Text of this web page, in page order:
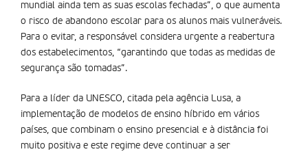
mundial ainda tem as suas escolas fechadas”, o que aumenta
o risco de abandono escolar para os alunos mais vulneráveis.
Para o evitar, a responsável considera urgente a reabertura
dos estabelecimentos, “garantindo que todas as medidas de
segurança são tomadas”.
Para a líder da UNESCO, citada pela agência Lusa, a
implementação de modelos de ensino híbrido em vários
países, que combinam o ensino presencial e à distância foi
muito positiva e este regime deve continuar a ser